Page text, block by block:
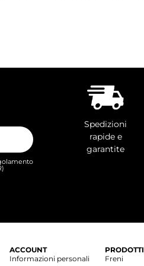
Spedizioni
rapide e
garantite
ACCOUNT
Informazioni personali
PRODOTTI
Freni